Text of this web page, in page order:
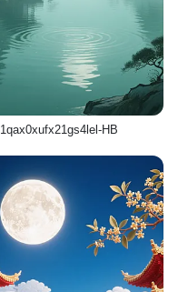
1qax0xufx21gs4lel-HB